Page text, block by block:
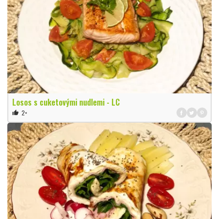
Losos s cuketovými nudlemi - LC
thumb_up 2×